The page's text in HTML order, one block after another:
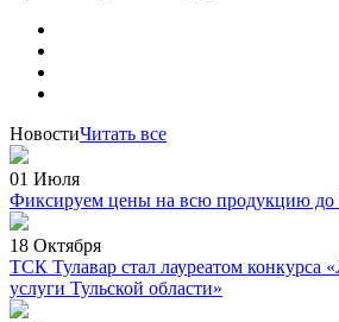
НовостиЧитать все
01 Июля
Фиксируем цены на всю продукцию до
18 Октября
ТСК Тулавар стал лауреатом конкурса
услуги Тульской области»